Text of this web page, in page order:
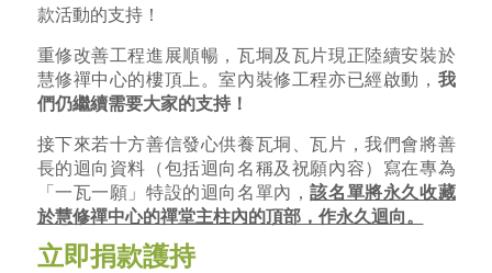
款活動的支持！
重修改善工程進展順暢，瓦垌及瓦片現正陸續安裝於
慧修禪中心的樓頂上。室內裝修工程亦已經啟動， 我
們仍繼續需要大家的支持！
接下來若十方善信發心供養瓦垌、瓦片，我們會將善
長的迴向資料（包括迴向名稱及祝願內容）寫在專為
「一瓦一願」特設的迴向名單內，該名單將永久收藏
於慧修禪中心的禪堂主柱內的頂部，作永久迴向。
立即捐款護持